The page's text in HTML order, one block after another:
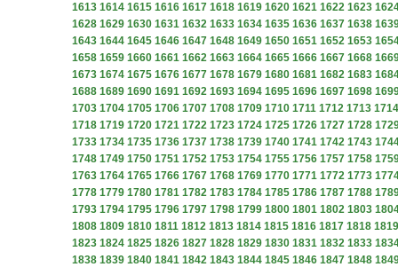
1613 1614 1615 1616 1617 1618 1619 1620 1621 1622 1623
1628 1629 1630 1631 1632 1633 1634 1635 1636 1637 1638
1643 1644 1645 1646 1647 1648 1649 1650 1651 1652 1653
1658 1659 1660 1661 1662 1663 1664 1665 1666 1667 1668
1673 1674 1675 1676 1677 1678 1679 1680 1681 1682 1683
1688 1689 1690 1691 1692 1693 1694 1695 1696 1697 1698
1703 1704 1705 1706 1707 1708 1709 1710 1711 1712 1713 1714
1718 1719 1720 1721 1722 1723 1724 1725 1726 1727 1728
1733 1734 1735 1736 1737 1738 1739 1740 1741 1742 1743
1748 1749 1750 1751 1752 1753 1754 1755 1756 1757 1758
1763 1764 1765 1766 1767 1768 1769 1770 1771 1772 1773
1778 1779 1780 1781 1782 1783 1784 1785 1786 1787 1788
1793 1794 1795 1796 1797 1798 1799 1800 1801 1802 1803
1808 1809 1810 1811 1812 1813 1814 1815 1816 1817 1818 1819
1823 1824 1825 1826 1827 1828 1829 1830 1831 1832 1833
1838 1839 1840 1841 1842 1843 1844 1845 1846 1847 1848